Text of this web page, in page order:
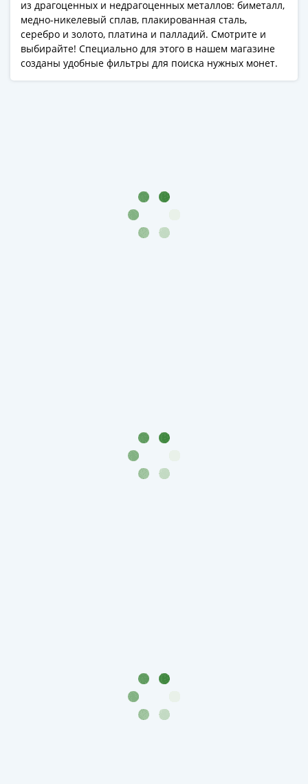
из драгоценных и недрагоценных металлов: биметалл,
медно-никелевый сплав, плакированная сталь,
серебро и золото, платина и палладий. Смотрите и
выбирайте! Специально для этого в нашем магазине
созданы удобные фильтры для поиска нужных монет.